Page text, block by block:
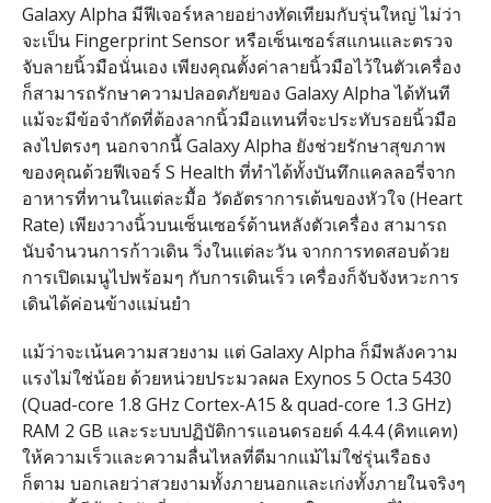
Galaxy Alpha มีฟีเจอร์หลายอย่างทัดเทียมกับรุ่นใหญ่ ไม่ว่า
จะเป็น Fingerprint Sensor หรือเซ็นเซอร์สแกนและตรวจ
จับลายนิ้วมือนั่นเอง เพียงคุณตั้งค่าลายนิ้วมือไว้ในตัวเครื่อง
ก็สามารถรักษาความปลอดภัยของ Galaxy Alpha ได้ทันที
แม้จะมีข้อจำกัดที่ต้องลากนิ้วมือแทนที่จะประทับรอยนิ้วมือ
ลงไปตรงๆ นอกจากนี้ Galaxy Alpha ยังช่วยรักษาสุขภาพ
ของคุณด้วยฟีเจอร์ S Health ที่ทำได้ทั้งบันทึกแคลลอรี่จาก
อาหารที่ทานในแต่ละมื้อ วัดอัตราการเต้นของหัวใจ (Heart
Rate) เพียงวางนิ้วบนเซ็นเซอร์ด้านหลังตัวเครื่อง สามารถ
นับจำนวนการก้าวเดิน วิ่งในแต่ละวัน จากการทดสอบด้วย
การเปิดเมนูไปพร้อมๆ กับการเดินเร็ว เครื่องก็จับจังหวะการ
เดินได้ค่อนข้างแม่นยำ
แม้ว่าจะเน้นความสวยงาม แต่ Galaxy Alpha ก็มีพลังความ
แรงไม่ใช่น้อย ด้วยหน่วยประมวลผล Exynos 5 Octa 5430
(Quad-core 1.8 GHz Cortex-A15 & quad-core 1.3 GHz)
RAM 2 GB และระบบปฏิบัติการแอนดรอยด์ 4.4.4 (คิทแคท)
ให้ความเร็วและความลื่นไหลที่ดีมากแม้ไม่ใช่รุ่นเรือธง
ก็ตาม บอกเลยว่าสวยงามทั้งภายนอกและเก่งทั้งภายในจริงๆ